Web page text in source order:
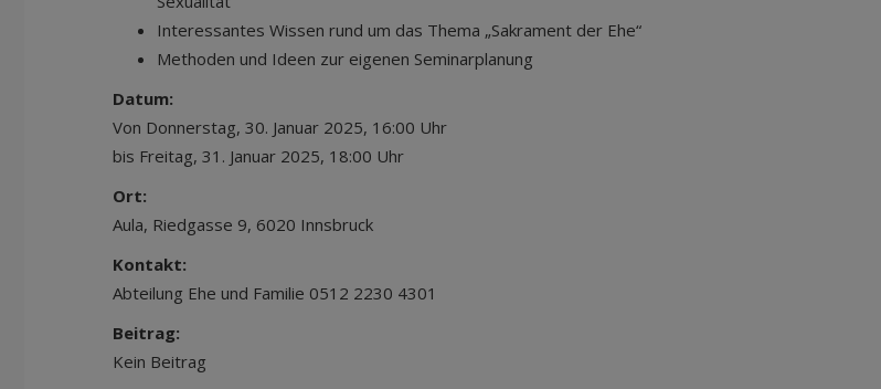
Interessantes Wissen rund um das Thema „Sakrament der Ehe“
Methoden und Ideen zur eigenen Seminarplanung
Datum:
Von Donnerstag, 30. Januar 2025, 16:00 Uhr
bis Freitag, 31. Januar 2025, 18:00 Uhr
Ort:
Aula, Riedgasse 9, 6020 Innsbruck
Kontakt:
Abteilung Ehe und Familie 0512 2230 4301
Beitrag:
Kein Beitrag